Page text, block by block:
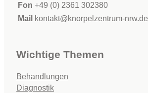
Fon +49 (0) 2361 302380
Mail kontakt@knorpelzentrum-nrw.de
Wichtige Themen
Behandlungen
Diagnostik